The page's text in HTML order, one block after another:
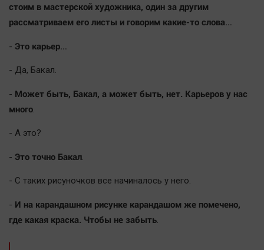
Политика
Экономика
Происшествия
Здоровье
Курилка
Отраслевые темы
Hедвижимость
Образование
стоим в мастерской художника, один за другим
рассматриваем его листы и говорим какие-то слова…
- Это карьер…
- Да, Бакал.
- Может быть, Бакал, а может быть, нет. Карьеров у нас
много.
- А это?
- Это точно Бакал.
- С таких рисуночков все начиналось у него.
- И на карандашном рисунке карандашом же помечено,
где какая краска. Чтобы не забыть.